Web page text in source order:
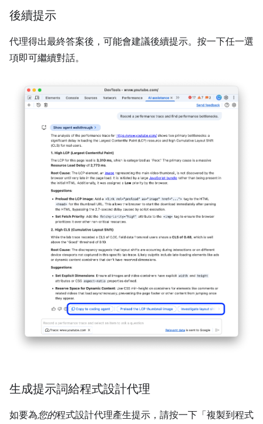
後續提示
代理得出最終答案後，可能會建議後續提示。按一下任一選
項即可繼續對話。
生成提示詞給程式設計代理
如要為您的程式設計代理產生提示，請按一下「複製到程式